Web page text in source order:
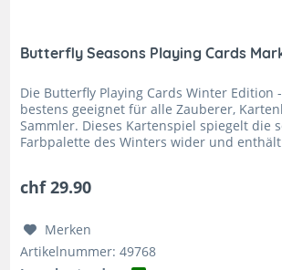
Butterfly Seasons Playing Cards
Die Butterfly Playing Cards Winter Edition
bestens geeignet für alle Zauberer,
Sammler. Dieses Kartenspiel spiegelt die
Farbpalette des Winters wider und
chf 29.90
Merken
Artikelnummer: 49768